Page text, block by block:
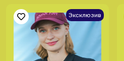
Эксклюзив